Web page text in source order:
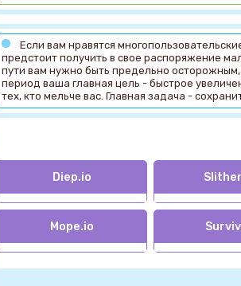
Если вам нравятся
предстоит получить в свое распоряжение
пути вам нужно быть предельно осторожным,
период ваша главная цель - быстрое
тех, кто мельче вас. Главная задача -
Diep.io
Mope.io